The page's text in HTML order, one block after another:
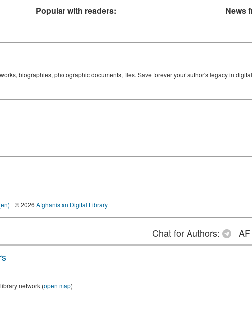
Popular with readers: News
biographies, photographic documents, files. Save forever your author's legacy in
© 2026 Afghanistan Digital Library
Chat for Authors:
network (open map)